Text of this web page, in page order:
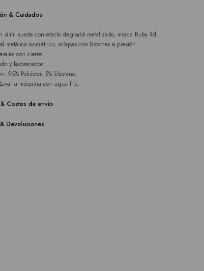
& Cuidados
símil suede con efecto degradé metalizado, marca Ruby Rd.
metálico asimétrico, solapas con broches a presión.
con cierre.
y favorecedor.
95% Poliéster, 5% Elastano.
a máquina con agua fría.
Costos de envío
Devoluciones